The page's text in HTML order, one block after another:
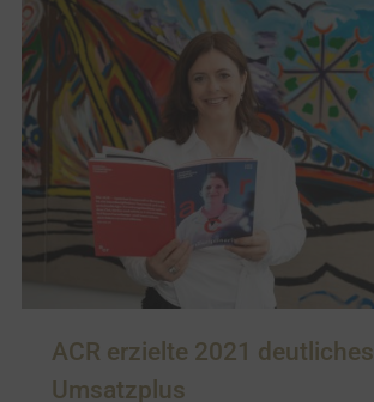
ACR erzielte 2021 deutliches
Umsatzplus